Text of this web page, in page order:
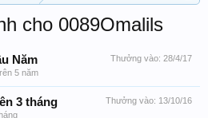
cho 0089Omalils
Thưởng vào: 28/4/17
Năm
5 năm
Thưởng vào: 13/10/16
3 tháng